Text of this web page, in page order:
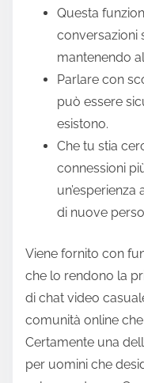
Questa
conversazioni
mantenendo
Parlare con
può essere
esistono.
Che tu stia
connessioni
di nuove
Viene fornito con
che lo rendono la
di chat video
comunità online
Certamente una
per uomini che